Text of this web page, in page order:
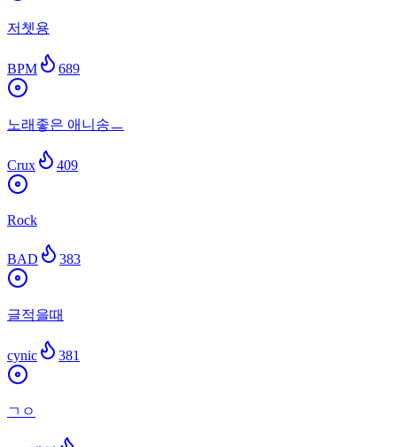
저쳇용
BPM 689
노래좋은 애니송ㅡ
Crux 409
Rock
BAD 383
글적을때
cynic 381
ㄱㅇ